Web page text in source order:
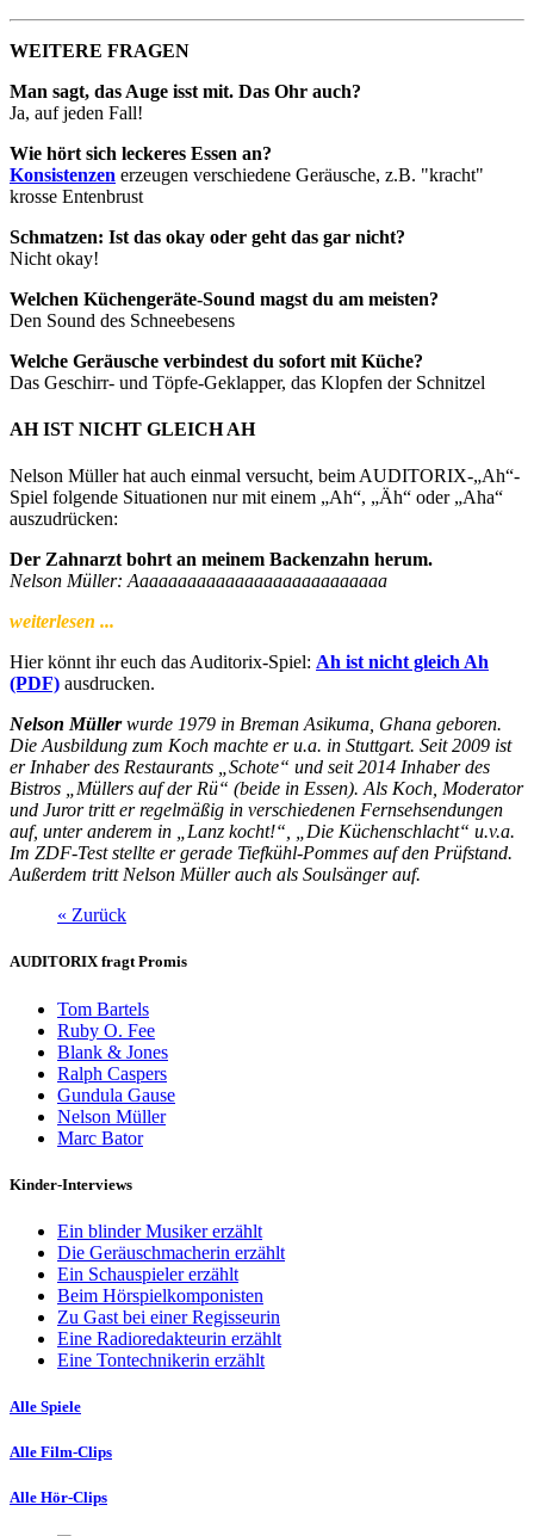
WEITERE FRAGEN
Man sagt, das Auge isst mit. Das Ohr auch?
Ja, auf jeden Fall!
Wie hört sich leckeres Essen an?
Konsistenzen erzeugen verschiedene Geräusche, z.B. "kracht"
krosse Entenbrust
Schmatzen: Ist das okay oder geht das gar nicht?
Nicht okay!
Welchen Küchengeräte-Sound magst du am meisten?
Den Sound des Schneebesens
Welche Geräusche verbindest du sofort mit Küche?
Das Geschirr- und Töpfe-Geklapper, das Klopfen der Schnitzel
AH IST NICHT GLEICH AH
Nelson Müller hat auch einmal versucht, beim AUDITORIX-„Ah“-
Spiel folgende Situationen nur mit einem „Ah“, „Äh“ oder „Aha“
auszudrücken:
Der Zahnarzt bohrt an meinem Backenzahn herum.
Nelson Müller: Aaaaaaaaaaaaaaaaaaaaaaaaaaa
weiterlesen ...
Hier könnt ihr euch das Auditorix-Spiel: Ah ist nicht gleich Ah
(PDF) ausdrucken.
Nelson Müllerwurde 1979 in Breman Asikuma, Ghana geboren.
Die Ausbildung zum Koch machte er u.a. in Stuttgart. Seit 2009 ist
er Inhaber des Restaurants „Schote“ und seit 2014 Inhaber des
Bistros „Müllers auf der Rü“ (beide in Essen). Als Koch, Moderator
und Juror tritt er regelmäßig in verschiedenen Fernsehsendungen
auf, unter anderem in „Lanz kocht!“, „Die Küchenschlacht“ u.v.a.
Im ZDF-Test stellte er gerade Tiefkühl-Pommes auf den Prüfstand.
Außerdem tritt Nelson Müller auch als Soulsänger auf.
« Zurück
AUDITORIX fragt Promis
Tom Bartels
Ruby O. Fee
Blank & Jones
Ralph Caspers
Gundula Gause
Nelson Müller
Marc Bator
Kinder-Interviews
Ein blinder Musiker erzählt
Die Geräuschmacherin erzählt
Ein Schauspieler erzählt
Beim Hörspielkomponisten
Zu Gast bei einer Regisseurin
Eine Radioredakteurin erzählt
Eine Tontechnikerin erzählt
Alle Spiele
Alle Film-Clips
Alle Hör-Clips